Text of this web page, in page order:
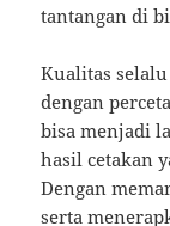
tantangan di
Kualitas
dengan
bisa menjadi
hasil cetakan
Dengan
serta